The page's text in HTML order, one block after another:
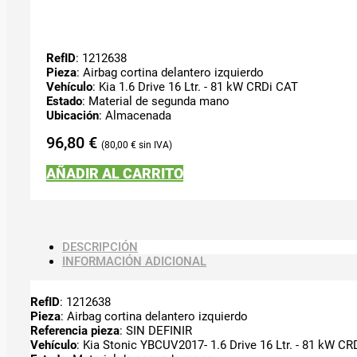
RefID: 1212638
Pieza: Airbag cortina delantero izquierdo
Vehículo: Kia 1.6 Drive 16 Ltr. - 81 kW CRDi CAT
Estado: Material de segunda mano
Ubicación: Almacenada
96,80 € 80,00 €
AÑADIR AL CARRITO
DESCRIPCIÓN
INFORMACIÓN ADICIONAL
RefID: 1212638
Pieza: Airbag cortina delantero izquierdo
Referencia pieza: SIN DEFINIR
Vehículo: Kia Stonic YBCUV2017- 1.6 Drive 16 Ltr. - 81 kW